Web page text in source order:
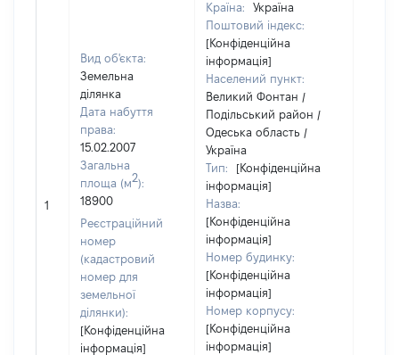
1
Вид об'єкта:
Земельна
ділянка
Дата набуття
права:
15.02.2007
Загальна
площа (м2):
18900
Реєстраційний
номер
(кадастровий
номер для
земельної
ділянки):
[Конфіденційна
інформація]
Країна:
Україна
Поштовий індекс:
[Конфіденційна
інформація]
Населений пункт:
Великий Фонтан /
Подільський район /
Одеська область /
Україна
Тип:
[Конфіденційна
інформація]
Назва:
[Конфіденційна
інформація]
Номер будинку:
[Конфіденційна
інформація]
Номер корпусу:
[Конфіденційна
інформація]